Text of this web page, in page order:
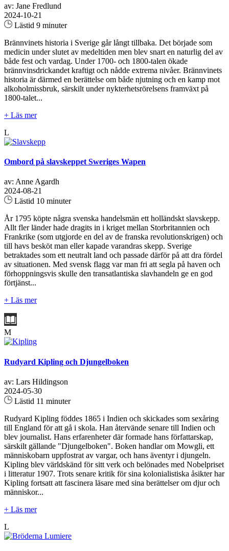
av: Jane Fredlund
2024-10-21
Lästid 9 minuter
Brännvinets historia i Sverige går långt tillbaka. Det började som
medicin under slutet av medeltiden men blev snart en naturlig del av
både fest och vardag. Under 1700- och 1800-talen ökade
brännvinsdrickandet kraftigt och nådde extrema nivåer. Brännvinets
historia är därmed en berättelse om både njutning och en kamp mot
alkoholmissbruk, särskilt under nykterhetsrörelsens framväxt på
1800-talet...
+ Läs mer
L
Ombord på slavskeppet Sweriges Wapen
av: Anne Agardh
2024-08-21
Lästid 10 minuter
År 1795 köpte några svenska handelsmän ett holländskt slavskepp.
Allt fler länder hade dragits in i kriget mellan Storbritannien och
Frankrike (som utgjorde en del av de franska revolutionskrigen) och
till havs besköt man eller kapade varandras skepp. Sverige
betraktades som ett neutralt land och passade därför på att dra fördel
av situationen. Med svensk flagg var man fri att segla på haven och
förhoppningsvis skulle den transatlantiska slavhandeln ge en god
förtjänst...
+ Läs mer
M
Rudyard Kipling och Djungelboken
av: Lars Hildingson
2024-05-30
Lästid 11 minuter
Rudyard Kipling föddes 1865 i Indien och skickades som sexåring
till England för att gå i skola. Han återvände senare till Indien och
blev journalist. Hans erfarenheter där formade hans författarskap,
särskilt gällande "Djungelboken". Boken handlar om Mowgli, ett
människobarn uppfostrat av vargar, och hans äventyr i djungeln.
Kipling blev världskänd för sitt verk och belönades med Nobelpriset
i litteratur 1907. Trots senare kritik för sina kolonialistiska åsikter har
Kipling fortsatt att fascinera läsare med sina berättelser om djur och
människor...
+ Läs mer
L